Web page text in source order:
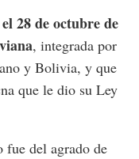
28 de octubre de
, integrada por
y Bolivia, y que
que le dio su Ley
fue del agrado de